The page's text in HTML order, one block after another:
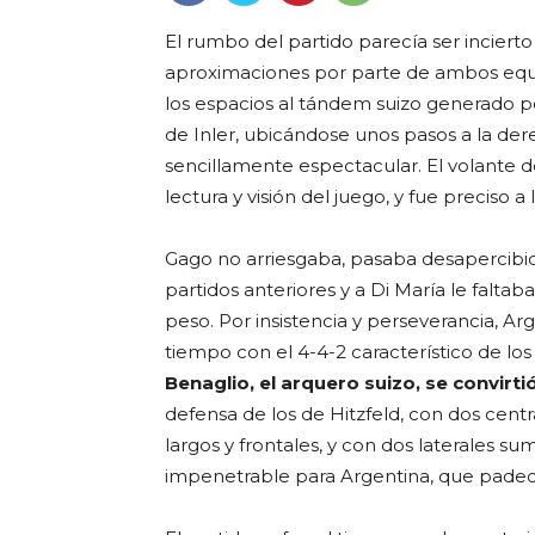
El rumbo del partido parecía ser
aproximaciones por parte de ambos
los espacios al tándem suizo generado
de Inler, ubicándose unos pasos a la
sencillamente espectacular. El volante
lectura y visión del juego, y fue preciso
Gago no arriesgaba, pasaba
partidos anteriores y a Di María le
peso. Por insistencia y perseverancia,
tiempo con el 4-4-2 característico de
Benaglio, el arquero suizo, se
defensa de los de Hitzfeld, con dos
largos y frontales, y con dos laterales
impenetrable para Argentina, que